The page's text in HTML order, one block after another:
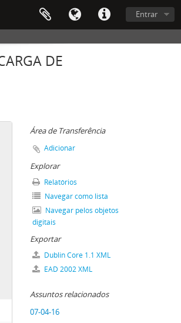
Entrar
DE
Área de Transferência
Adicionar
Explorar
Relatórios
Navegar como lista
Navegar pelos objetos
digitais
Exportar
Dublin Core 1.1 XML
EAD 2002 XML
Assuntos relacionados
07-04-16